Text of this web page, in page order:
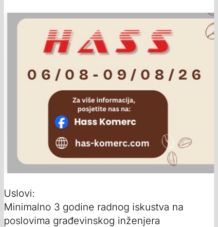
Uslovi:
Minimalno 3 godine radnog iskustva na
poslovima građevinskog inženjera